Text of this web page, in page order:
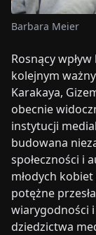
Barbara Meier
Rosnący
kolejnym
Karakaya,
obecnie
instytucji
budowana
społeczności i
młodych
potężne
wiarygodności
dziedzictwa